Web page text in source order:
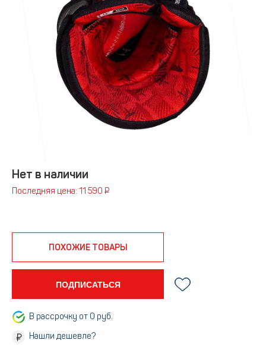
Нет в наличии
Последняя цена: 11 590 ₽
ПОХОЖИЕ ТОВАРЫ
ПОДПИСАТЬСЯ
В рассрочку от 0 руб.
Нашли дешевле?